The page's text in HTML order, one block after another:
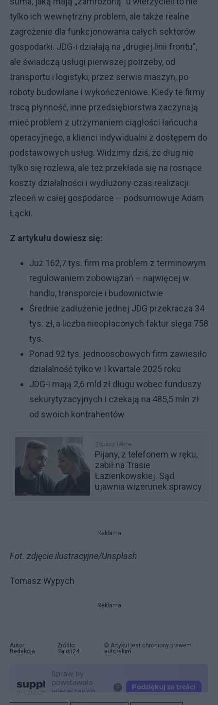
tylko ich wewnętrzny problem, ale także realne
zagrożenie dla funkcjonowania całych sektorów
gospodarki. JDG-i działają na „drugiej linii frontu”,
ale świadczą usługi pierwszej potrzeby, od
transportu i logistyki, przez serwis maszyn, po
roboty budowlane i wykończeniowe. Kiedy te firmy
tracą płynność, inne przedsiębiorstwa zaczynają
mieć problem z utrzymaniem ciągłości łańcucha
operacyjnego, a klienci indywidualni z dostępem do
podstawowych usług. Widzimy dziś, że dług nie
tylko się rozlewa, ale też przekłada się na rosnące
koszty działalności i wydłużony czas realizacji
zleceń w całej gospodarce – podsumowuje Adam
Łącki.
Z artykułu dowiesz się:
Już 162,7 tys. firm ma problem z terminowym
regulowaniem zobowiązań – najwięcej w
handlu, transporcie i budownictwie
Średnie zadłużenie jednej JDG przekracza 34
tys. zł, a liczba nieopłaconych faktur sięga 758
tys.
Ponad 92 tys. jednoosobowych firm zawiesiło
działalność tylko w I kwartale 2025 roku
JDG-i mają 2,6 mld zł długu wobec funduszy
sekurytyzacyjnych i czekają na 485,5 mln zł
od swoich kontrahentów
Zobacz także
Pijany, z telefonem w ręku,
zabił na Trasie
Łazienkowskiej. Sąd
ujawnia wizerunek sprawcy
Reklama
Fot. zdjęcie ilustracyjne/Unsplash
Tomasz Wypych
Reklama
Autor:
Redakcja
Źródło:
Salon24
© Artykuł jest chroniony prawem
autorskim.